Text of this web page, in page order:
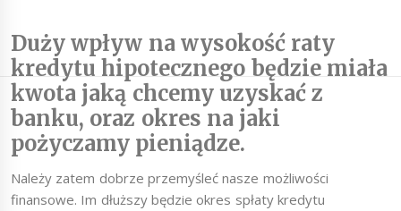
Duży wpływ na wysokość raty
kredytu hipotecznego będzie miała
kwota jaką chcemy uzyskać z
banku, oraz okres na jaki
pożyczamy pieniądze.
Należy zatem dobrze przemyśleć nasze możliwości
finansowe. Im dłuższy będzie okres spłaty kredytu